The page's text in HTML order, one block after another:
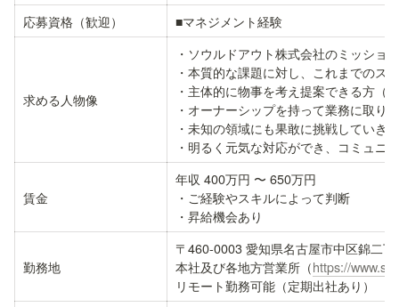
応募資格（歓迎）
■マネジメント経験
求める人物像
・ソウルドアウト株式会社のミッシ
・本質的な課題に対し、これまでのス
・主体的に物事を考え提案できる方（
・オーナーシップを持って業務に取り
・未知の領域にも果敢に挑戦していき
・明るく元気な対応ができ、コミュニ
賃金
年収 400万円 〜 650万円
・ご経験やスキルによって判断
・昇給機会あり
勤務地
〒460-0003 愛知県名古屋市中区錦二
本社及び各地方営業所（https://
リモート勤務可能（定期出社あり）